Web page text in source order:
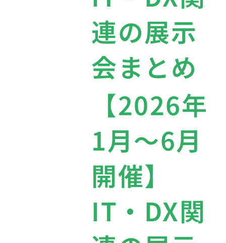
連の展示
会まとめ
【2026年
1月〜6月
開催】
IT・DX関